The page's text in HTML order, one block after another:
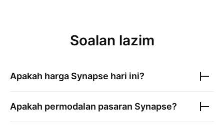
Soalan lazim
Apakah harga Synapse hari ini?
Apakah permodalan pasaran Synapse?